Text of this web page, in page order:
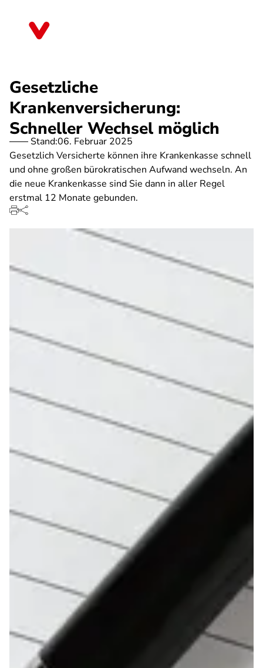
Gesetzliche
Krankenversicherung:
Schneller Wechsel möglich
Stand:06. Februar 2025
Gesetzlich Versicherte können ihre Krankenkasse schnell
und ohne großen bürokratischen Aufwand wechseln. An
die neue Krankenkasse sind Sie dann in aller Regel
erstmal 12 Monate gebunden.